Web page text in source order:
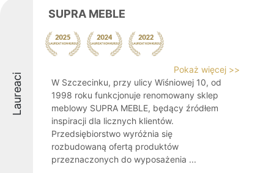
Laureaci
SUPRA MEBLE
Pokaż więcej >>
W Szczecinku, przy ulicy Wiśniowej 10, od
1998 roku funkcjonuje renomowany sklep
meblowy SUPRA MEBLE, będący źródłem
inspiracji dla licznych klientów.
Przedsiębiorstwo wyróżnia się
rozbudowaną ofertą produktów
przeznaczonych do wyposażenia ...